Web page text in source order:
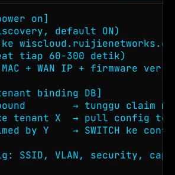
on]
default ON)
ke
tiap 60-300 detik)
+ WAN IP + firmware ver]
binding DB]
→ tunggu claim
tenant X  → pull config
by Y    → SWITCH ke
SSID, VLAN, security,